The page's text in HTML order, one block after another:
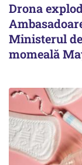
Drona
Ministerul
momeală